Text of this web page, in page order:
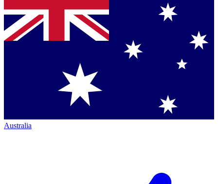
Australia